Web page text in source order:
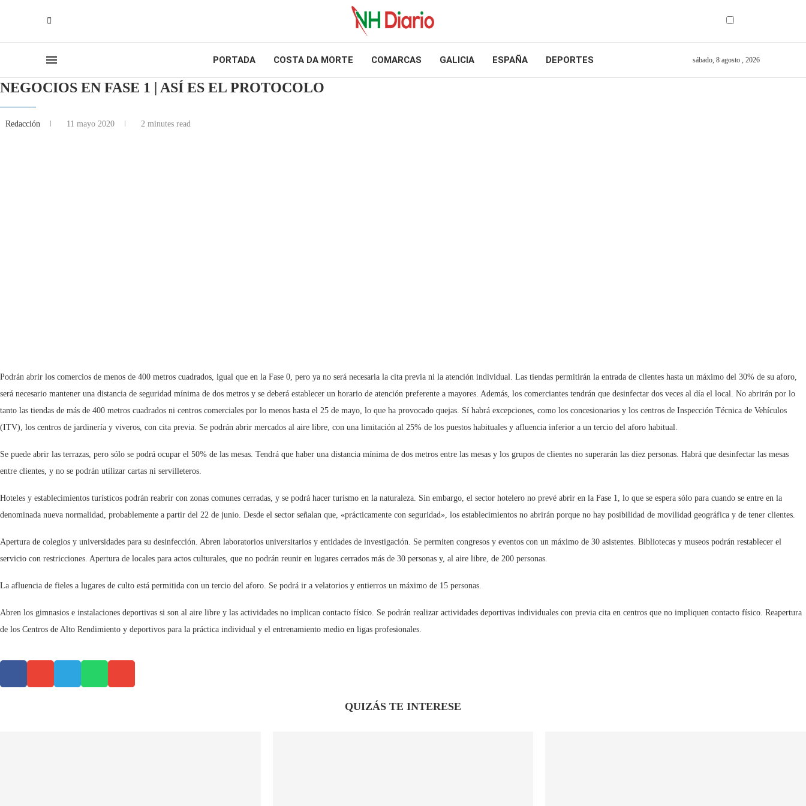
PORTADA COSTA DA MORTE COMARCAS GALICIA ESPAÑA DEPORTES sábado, 8 agosto , 2026
NEGOCIOS EN FASE 1 | ASÍ ES EL PROTOCOLO
Redacción 11 mayo 2020 2 minutes read
Podrán abrir los comercios de menos de 400 metros cuadrados, igual que en la Fase 0, pero ya no será necesaria la cita previa ni la atención individual. Las tiendas permitirán la entrada de clientes hasta un máximo del 30% de su aforo,
será necesario mantener una distancia de seguridad mínima de dos metros y se deberá establecer un horario de atención preferente a mayores. Además, los comerciantes tendrán que desinfectar dos veces al día el local. No abrirán por lo
tanto las tiendas de más de 400 metros cuadrados ni centros comerciales por lo menos hasta el 25 de mayo, lo que ha provocado quejas. Sí habrá excepciones, como los concesionarios y los centros de Inspección Técnica de Vehículos
(ITV), los centros de jardinería y viveros, con cita previa. Se podrán abrir mercados al aire libre, con una limitación al 25% de los puestos habituales y afluencia inferior a un tercio del aforo habitual.
Se puede abrir las terrazas, pero sólo se podrá ocupar el 50% de las mesas. Tendrá que haber una distancia mínima de dos metros entre las mesas y los grupos de clientes no superarán las diez personas. Habrá que desinfectar las mesas
entre clientes, y no se podrán utilizar cartas ni servilleteros.
Hoteles y establecimientos turísticos podrán reabrir con zonas comunes cerradas, y se podrá hacer turismo en la naturaleza. Sin embargo, el sector hotelero no prevé abrir en la Fase 1, lo que se espera sólo para cuando se entre en la
denominada nueva normalidad, probablemente a partir del 22 de junio. Desde el sector señalan que, «prácticamente con seguridad», los establecimientos no abrirán porque no hay posibilidad de movilidad geográfica y de tener clientes.
Apertura de colegios y universidades para su desinfección. Abren laboratorios universitarios y entidades de investigación. Se permiten congresos y eventos con un máximo de 30 asistentes. Bibliotecas y museos podrán restablecer el
servicio con restricciones. Apertura de locales para actos culturales, que no podrán reunir en lugares cerrados más de 30 personas y, al aire libre, de 200 personas.
La afluencia de fieles a lugares de culto está permitida con un tercio del aforo. Se podrá ir a velatorios y entierros un máximo de 15 personas.
Abren los gimnasios e instalaciones deportivas si son al aire libre y las actividades no implican contacto físico. Se podrán realizar actividades deportivas individuales con previa cita en centros que no impliquen contacto físico. Reapertura
de los Centros de Alto Rendimiento y deportivos para la práctica individual y el entrenamiento medio en ligas profesionales.
QUIZÁS TE INTERESE